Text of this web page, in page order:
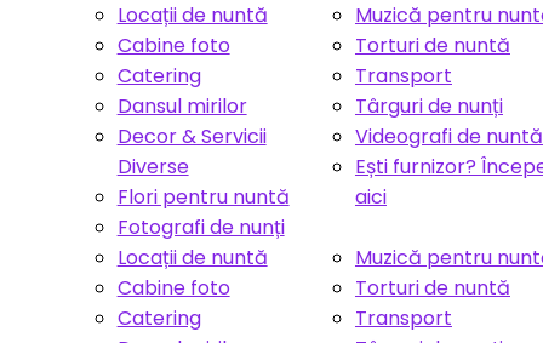
Locații de nuntă
Cabine foto
Catering
Dansul mirilor
Decor & Servicii
Diverse
Flori pentru nuntă
Fotografi de nunți
Muzică pentru
Torturi de nuntă
Transport
Târguri de nunți
Videografi de nuntă
Ești furnizor?
aici
Locații de nuntă
Cabine foto
Catering
Muzică pentru
Torturi de nuntă
Transport